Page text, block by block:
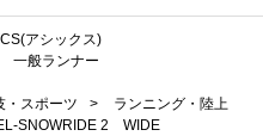
アシックス)
一般ランナー
・スポーツ >
ランニング・陸上
SNOWRIDE 2 WIDE